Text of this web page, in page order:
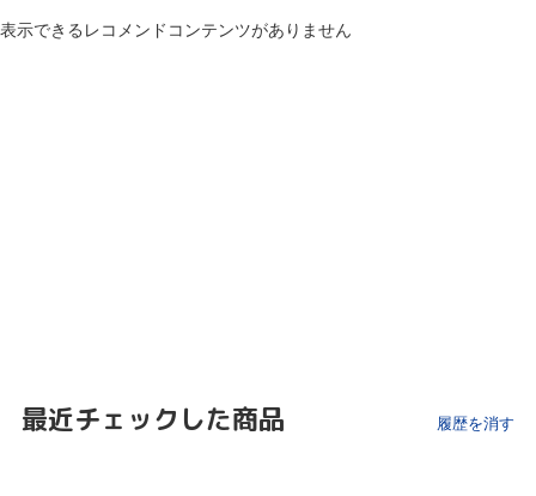
表示できるレコメンドコンテンツがありません
最近チェックした商品 履歴を消す